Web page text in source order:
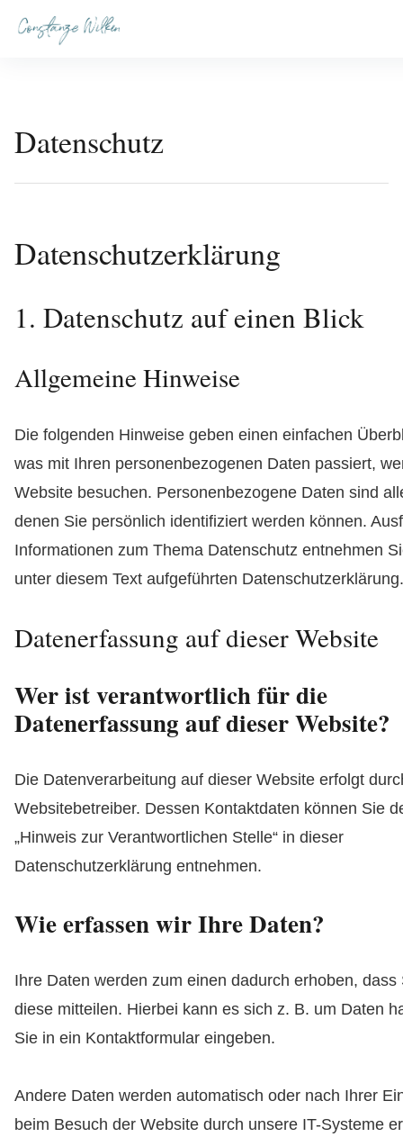
überspringen
Constanze Wilken
Datenschutz
Datenschutz­erklärung
1. Datenschutz auf einen Blick
Allgemeine Hinweise
Die folgenden Hinweise geben einen einfachen
was mit Ihren personenbezogenen Daten passiert,
Website besuchen. Personenbezogene Daten sind
denen Sie persönlich identifiziert werden können.
Informationen zum Thema Datenschutz entnehmen
unter diesem Text aufgeführten Datenschutzerklärung.
Datenerfassung auf dieser Website
Wer ist verantwortlich für die
Datenerfassung auf dieser Website?
Die Datenverarbeitung auf dieser Website erfolgt
Websitebetreiber. Dessen Kontaktdaten können Sie
„Hinweis zur Verantwortlichen Stelle“ in dieser
Datenschutzerklärung entnehmen.
Wie erfassen wir Ihre Daten?
Ihre Daten werden zum einen dadurch erhoben, dass
diese mitteilen. Hierbei kann es sich z. B. um Daten
Sie in ein Kontaktformular eingeben.
Andere Daten werden automatisch oder nach Ihrer
beim Besuch der Website durch unsere IT-Systeme